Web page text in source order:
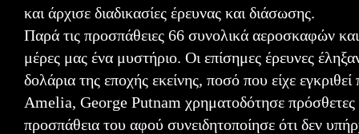
και άρχισε διαδικασίες έρευνας και διάσωσης.
Παρά τις προσπάθειες 66 συνολικά αεροσκαφών
μέρες μας ένα μυστήριο. Οι επίσημες έρευνες
δολάρια της εποχής εκείνης, ποσό που είχε
Amelia, George Putnam χρηματοδότησε
προσπάθεια του αφού συνειδητοποίησε ότι δεν